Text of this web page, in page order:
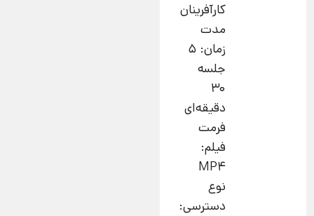
کارآفرینان
مدت
زمان: 5
جلسه
30
دقیقه‌ای
فرمت
فیلم:
MP4
نوع
دسترسی: